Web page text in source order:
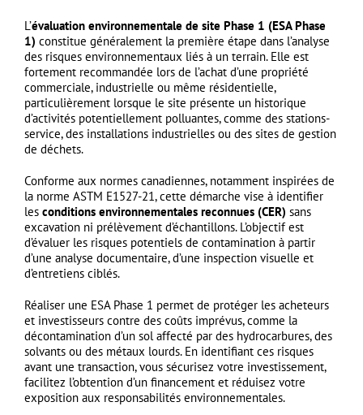
L’évaluation environnementale de site Phase 1 (ESA Phase
1) constitue généralement la première étape dans l’analyse
des risques environnementaux liés à un terrain. Elle est
fortement recommandée lors de l’achat d’une propriété
commerciale, industrielle ou même résidentielle,
particulièrement lorsque le site présente un historique
d’activités potentiellement polluantes, comme des stations-
service, des installations industrielles ou des sites de gestion
de déchets.
Conforme aux normes canadiennes, notamment inspirées de
la norme ASTM E1527-21, cette démarche vise à identifier
les conditions environnementales reconnues (CER) sans
excavation ni prélèvement d’échantillons. L’objectif est
d’évaluer les risques potentiels de contamination à partir
d’une analyse documentaire, d’une inspection visuelle et
d’entretiens ciblés.
Réaliser une ESA Phase 1 permet de protéger les acheteurs
et investisseurs contre des coûts imprévus, comme la
décontamination d’un sol affecté par des hydrocarbures, des
solvants ou des métaux lourds. En identifiant ces risques
avant une transaction, vous sécurisez votre investissement,
facilitez l’obtention d’un financement et réduisez votre
exposition aux responsabilités environnementales.